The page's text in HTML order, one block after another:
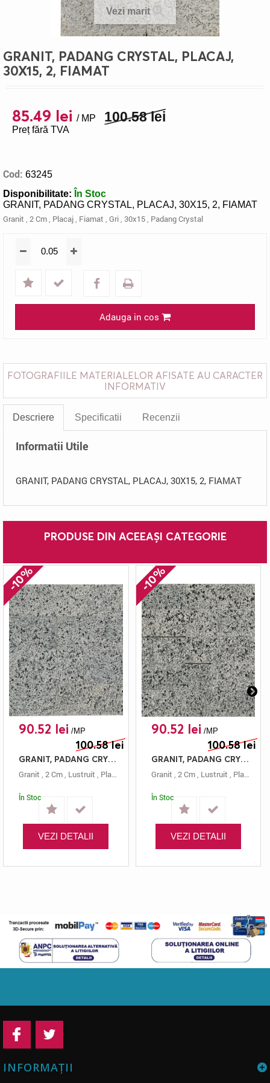
Vezi marit
GRANIT, PADANG CRYSTAL, PLACAJ,
30X15, 2, FIAMAT
85.49 lei / MP 100.58 lei
Preț fără TVA
Cod: 63245
Disponibilitate: În Stoc
GRANIT, PADANG CRYSTAL, PLACAJ, 30X15, 2, FIAMAT
Granit , 2 Cm, Placaj, Fiamat , Gri, 30x15, Padang Crystal
Adauga in cos
FOTOGRAFIILE MATERIALELOR AFISATE AU CARACTER
INFORMATIV
Descriere Specificatii Recenzii
Informatii Utile
GRANIT, PADANG CRYSTAL, PLACAJ, 30X15, 2, FIAMAT
PRODUSE DIN ACEEAȘI CATEGORIE
90.52 lei /MP
100.58 lei
-10%
GRANIT, PADANG CRYSTAL, PLACAJ, 60X15, 2, LUSTRUIT
Granit , 2 Cm, Lustruit , Placaj 60x15,Padang Crystal
În Stoc
VEZI DETALII
90.52 lei /MP
100.58 lei
-10%
GRANIT, PADANG CRYSTAL, PLACAJ, 60X10, 2, LUSTRUIT
Granit , 2 Cm, Lustruit , Placaj
În Stoc
VEZI DETALII
INFORMAŢII